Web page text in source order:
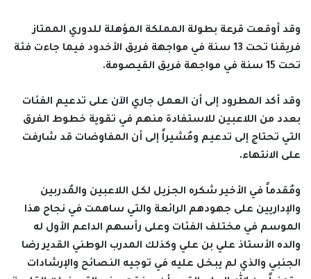
وقد أوقعت قرعة بطولة المملكة المؤهلة للدوري الممتاز
فريقنا تحت 13 سنة في مواجهة فريق الأخدود فيما جاءت فئة
تحت 15 سنة في مواجهة فريق القيصومة.
وقد أكد المطرود إلى أن العمل جاري الآن على تدعيم الفئات
بعدد من اللاعبين للاستفادة منهم في تقوية خطوط الفرق
التي تحتاج إلى تدعيم ومُشيراً إلى أن المفاوضات قد شارفت
على الانتهاء.
ومُقدماً في الأخير شكره الجزيل لكل اللاعبين والمُدربين
والإداريين على جهودهم الرائعة والتي ساهمت في نجاح هذا
الموسم في مختلف الفئات وعلى رأسهم الداعم الأول له
والده الأستاذ علي بن علي وكذلك المدرب الوطني القدير رضا
الجنبي والذي لم يبخل عليه في توجيه النصائح والإرشادات